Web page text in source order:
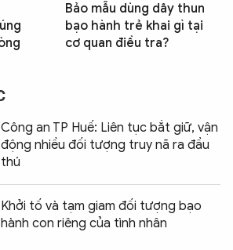
Bảo mẫu dùng dây thun
bạo hành trẻ khai gì tại
cơ quan điều tra?
Công an TP Huế: Liên tục bắt giữ, vận
động nhiều đối tượng truy nã ra đầu
thú
Khởi tố và tạm giam đối tượng bạo
hành con riêng của tình nhân